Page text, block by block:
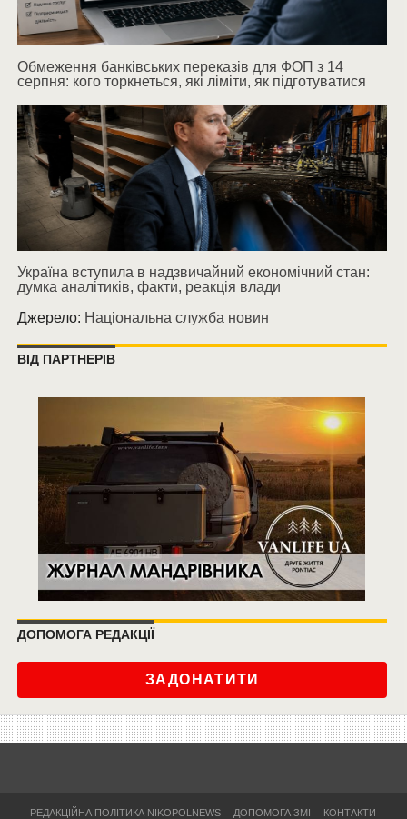
Обмеження банківських переказів для ФОП з 14
серпня: кого торкнеться, які ліміти, як підготуватися
Україна вступила в надзвичайний економічний стан:
думка аналітиків, факти, реакція влади
Джерело: Національна служба новин
ВІД ПАРТНЕРІВ
ДОПОМОГА РЕДАКЦІЇ
ЗАДОНАТИТИ
РЕДАКЦІЙНА ПОЛІТИКА NIKOPOLNEWS ДОПОМОГА ЗМІ КОНТАКТИ